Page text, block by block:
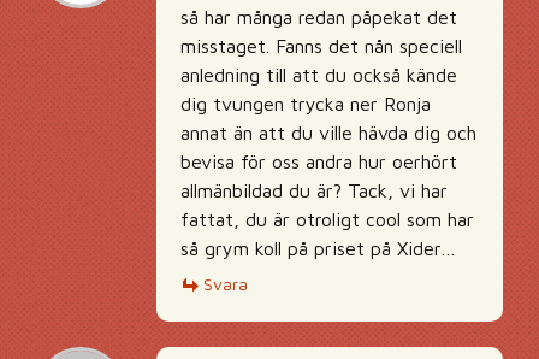
så har många redan påpekat det
misstaget. Fanns det nån speciell
anledning till att du också kände
dig tvungen trycka ner Ronja
annat än att du ville hävda dig och
bevisa för oss andra hur oerhört
allmänbildad du är? Tack, vi har
fattat, du är otroligt cool som har
så grym koll på priset på Xider…
Svara